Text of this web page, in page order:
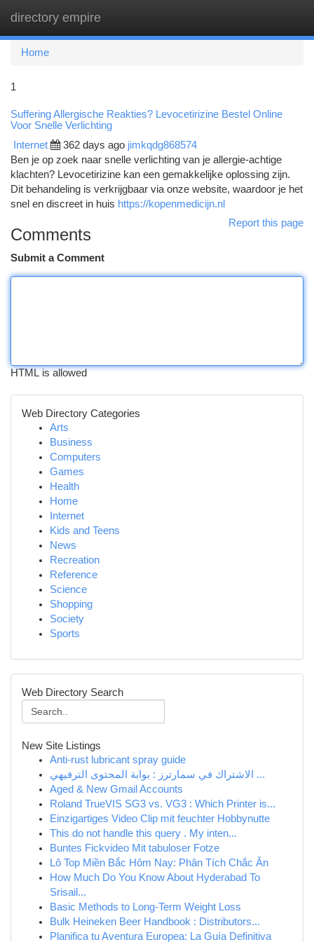
directory empire
Home
1
Suffering Allergische Reakties? Levocetirizine Bestel Online
Voor Snelle Verlichting
Internet 362 days ago jimkqdg868574
Ben je op zoek naar snelle verlichting van je allergie-achtige
klachten? Levocetirizine kan een gemakkelijke oplossing zijn.
Dit behandeling is verkrijgbaar via onze website, waardoor je het
snel en discreet in huis https://kopenmedicijn.nl
Report this page
Comments
Submit a Comment
HTML is allowed
Web Directory Categories
Arts
Business
Computers
Games
Health
Home
Internet
Kids and Teens
News
Recreation
Reference
Science
Shopping
Society
Sports
Web Directory Search
New Site Listings
Anti-rust lubricant spray guide
الاشتراك في سمارترز : بوابة المحتوى الترفيهي ...
Aged & New Gmail Accounts
Roland TrueVIS SG3 vs. VG3 : Which Printer is...
Einzigartiges Video Clip mit feuchter Hobbynutte
This do not handle this query . My inten...
Buntes Fickvideo Mit tabuloser Fotze
Lô Top Miền Bắc Hôm Nay: Phân Tích Chắc Ăn
How Much Do You Know About Hyderabad To
Srisail...
Basic Methods to Long-Term Weight Loss
Bulk Heineken Beer Handbook : Distributors...
Planifica tu Aventura Europea: La Guía Definitiva